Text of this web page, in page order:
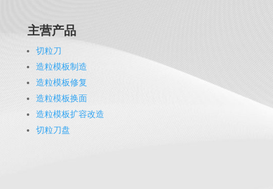
主营产品
切粒刀
造粒模板制造
造粒模板修复
造粒模板换面
造粒模板扩容改造
切粒刀盘